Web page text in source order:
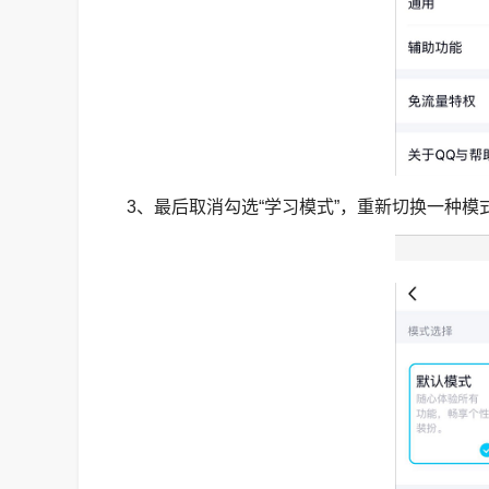
3、最后取消勾选“学习模式”，重新切换一种模